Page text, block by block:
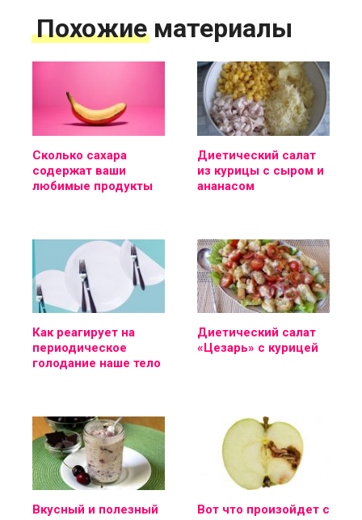
Похожие материалы
Сколько сахара
содержат ваши
любимые продукты
Диетический салат
из курицы с сыром и
ананасом
Как реагирует на
периодическое
голодание наше тело
Диетический салат
«Цезарь» с курицей
Вкусный и полезный
Вот что произойдет с